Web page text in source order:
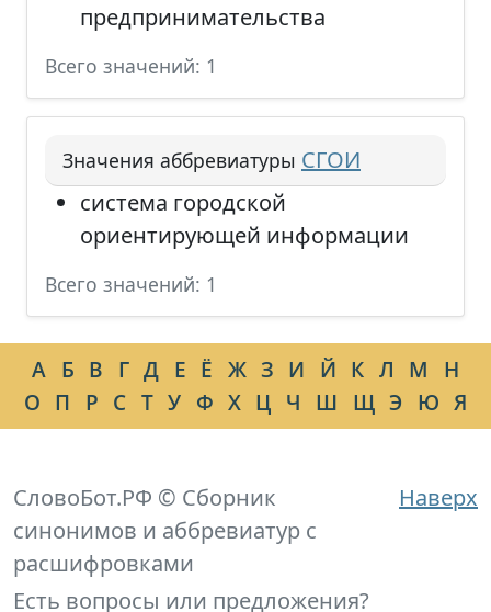
предпринимательства
Всего значений: 1
Значения аббревиатуры СГОИ
система городской
ориентирующей информации
Всего значений: 1
А Б В Г Д Е Ё Ж З И Й К Л М
Н
О П Р С Т У Ф Х Ц Ч Ш Щ Э Ю Я
Наверх
СловоБот.РФ © Сборник
синонимов и аббревиатур с
расшифровками
Есть вопросы или предложения?